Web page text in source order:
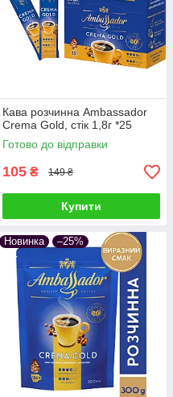
Кава розчинна Ambassador
Crema Gold, стік 1,8г *25
Готово до відправки
105 ₴ 149 ₴
Купити
Новинка –25%